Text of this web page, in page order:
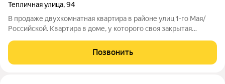
Тепличная улица,94
В продаже двухкомнатная квартира в районе улиц 1-го Мая/
Российской. Квартира в доме, у которого своя закрытая
детей. Отличное местоположение, рядом есть всё
необходимое для жизни (магазины,
Позвонить